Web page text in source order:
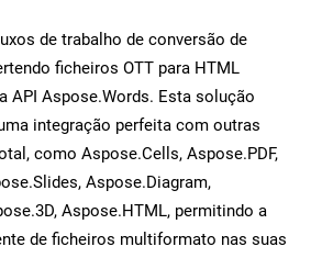
de trabalho de conversão de
ficheiros OTT para HTML
API Aspose.Words. Esta solução
integração perfeita com outras
como Aspose.Cells, Aspose.PDF,
Aspose.Diagram,
Aspose.HTML, permitindo a
de ficheiros multiformato nas suas